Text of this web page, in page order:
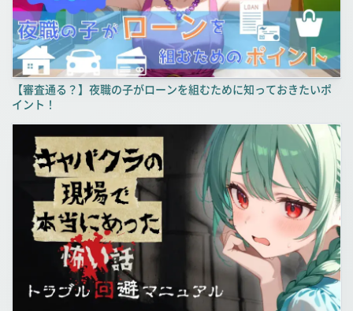
【審査通る？】夜職の子がローンを組むために知っておきたいポ
イント！